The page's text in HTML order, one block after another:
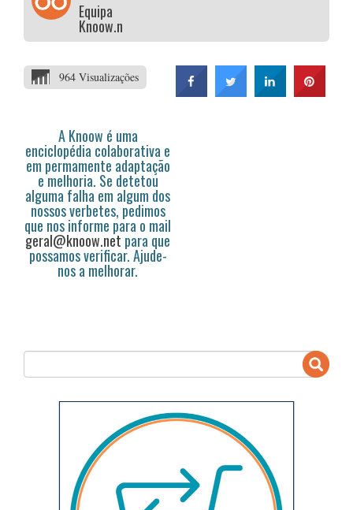
Equipa
Knoow.net
964 Visualizações
A Knoow é uma
enciclopédia colaborativa e
em permamente adaptação
e melhoria. Se detetou
alguma falha em algum dos
nossos verbetes, pedimos
que nos informe para o mail
geral@knoow.net para que
possamos verificar. Ajude-
nos a melhorar.